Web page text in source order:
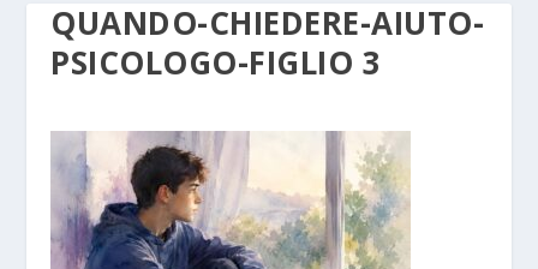
QUANDO-CHIEDERE-AIUTO-
PSICOLOGO-FIGLIO 3